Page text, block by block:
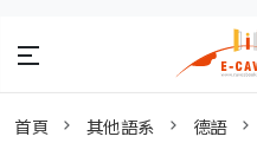
首頁 其他語系 德語